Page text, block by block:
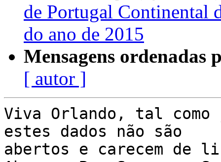
de Portugal Continental
do ano de 2015
Mensagens ordenadas
[ autor ]
Viva Orlando, tal como
estes dados não são
abertos e carecem de